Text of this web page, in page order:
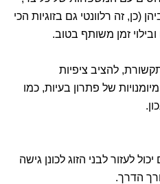
(כן, זה רלוונטי גם בזוגיות הכי
זמן משותף בטוב.
להציב ציפיות
של פתרון בעיות, כמו
יכול לעזור לבני הזוג לכונן גישה
הדרך.